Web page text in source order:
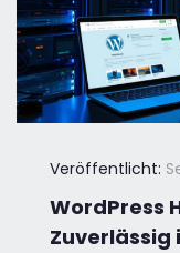
Veröffentlicht:
WordPress
Zuverlässig